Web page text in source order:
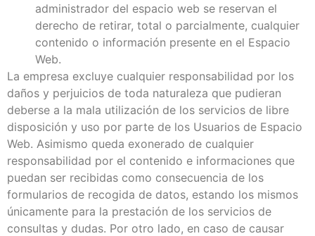
administrador del espacio web se reservan el
derecho de retirar, total o parcialmente, cualquier
contenido o información presente en el Espacio
Web.
La empresa excluye cualquier responsabilidad por los
daños y perjuicios de toda naturaleza que pudieran
deberse a la mala utilización de los servicios de libre
disposición y uso por parte de los Usuarios de Espacio
Web. Asimismo queda exonerado de cualquier
responsabilidad por el contenido e informaciones que
puedan ser recibidas como consecuencia de los
formularios de recogida de datos, estando los mismos
únicamente para la prestación de los servicios de
consultas y dudas. Por otro lado, en caso de causar